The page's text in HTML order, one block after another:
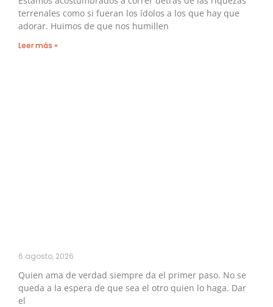
terrenales como si fueran los ídolos a los que hay que
adorar. Huimos de que nos humillen
Leer más »
6 agosto, 2026
Quien ama de verdad siempre da el primer paso. No se
queda a la espera de que sea el otro quien lo haga. Dar
el